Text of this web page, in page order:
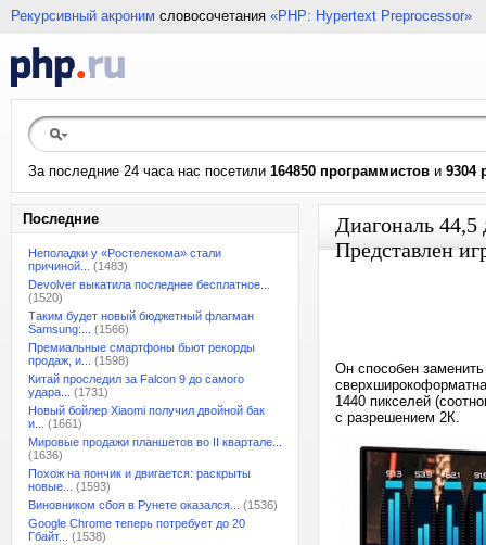
Рекурсивный акроним словосочетания «PHP: Hypertext Preprocessor»
За последние 24 часа нас посетили 164850 программистов и 9304
Последние
Неполадки у «Ростелекома» стали
причиной...
(1483)
Devolver выкатила последнее бесплатное...
(1520)
Таким будет новый бюджетный флагман
Samsung:...
(1566)
Премиальные смартфоны бьют рекорды
продаж, и...
(1598)
Китай проследил за Falcon 9 до самого
удара...
(1731)
Новый бойлер Xiaomi получил двойной бак
и...
(1661)
Мировые продажи планшетов во II квартале...
(1636)
Похож на пончик и двигается: раскрыты
новые...
(1593)
Виновником сбоя в Рунете оказался...
(1536)
Google Chrome теперь потребует до 20
Гбайт...
(1538)
Диагональ
Представлен
Он способен
1440 пикселей
с разрешением 2К.